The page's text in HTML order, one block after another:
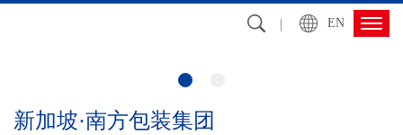
EN
新加坡·南方包装集团